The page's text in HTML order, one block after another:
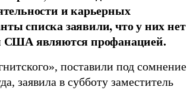
и карьерных
списка заявили, что у них нет
США являются профанацией.
поставили под сомнение
заявила в субботу заместитель